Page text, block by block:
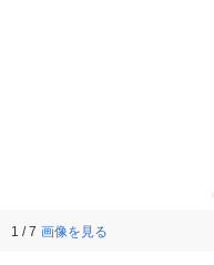
1 / 7 画像を見る